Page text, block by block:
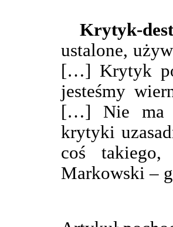
Krytyk-
ustalone,
[…] Krytyk
jesteśmy
[…] Nie ma
krytyki
coś
Markowski –